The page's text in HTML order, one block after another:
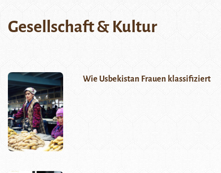
Gesellschaft & Kultur
Wie Usbekistan Frauen klassifiziert